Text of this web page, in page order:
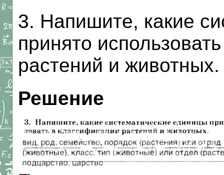
3. Напишите, какие
принято
растений и животных.
Решение